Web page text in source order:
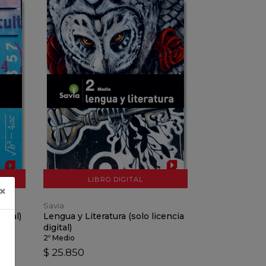
LIBRO DIGITAL
VER DETALLES
AÑADIR AL CARRO
Savia
Lengua y Literatura (solo licencia
digital)
2º Medio
$ 25.850
×